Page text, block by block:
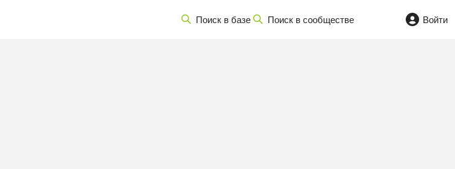
Поиск в базе Поиск в сообществе Войти